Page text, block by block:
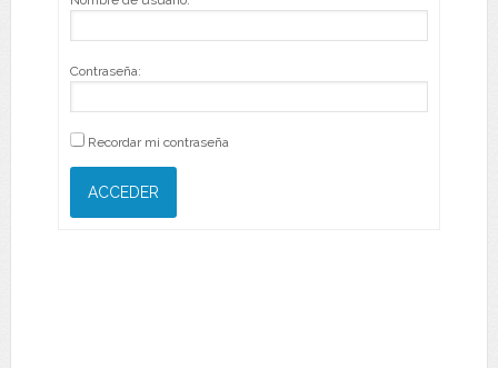
Contraseña:
Recordar mi contraseña
ACCEDER